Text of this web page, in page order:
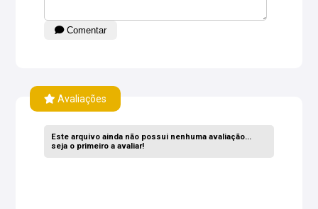
Comentar
Avaliações
Este arquivo ainda não possui nenhuma avaliação...
seja o primeiro a avaliar!